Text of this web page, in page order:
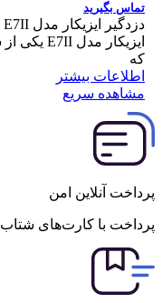
تماس بگیرید
که
اطلاعات بیشتر
مشاهده سریع
پرداخت آنلاین امن
پرداخت با کارت‌های شتاب